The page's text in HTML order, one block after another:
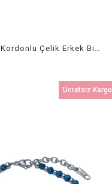
Ücretsiz Kargo